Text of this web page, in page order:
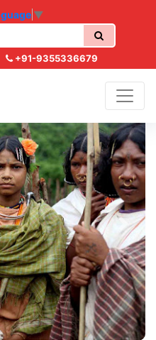
▼
+91-9355336679
Next